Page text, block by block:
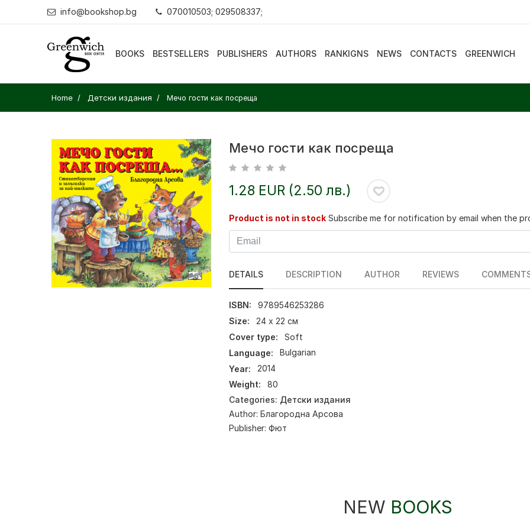
info@bookshop.bg 070010503; 029508337;
BOOKS BESTSELLERS PUBLISHERS AUTHORS RANKIGNS NEWS CONTACTS GREENWICH
Home Детски издания Мечо гости как посреща
Мечо гости как посреща
1.28 EUR (2.50 лв.)
Product is not in stock Subscribe me for notification by email when the
DETAILS DESCRIPTION AUTHOR REVIEWS
ISBN:
9789546253286
Size:
24 х 22 см
Cover type:
Soft
Language:
Bulgarian
Year:
2014
Weight:
80
Categories: Детски издания
Author: Благородна Арсова
Publisher: Фют
NEW BOOKS